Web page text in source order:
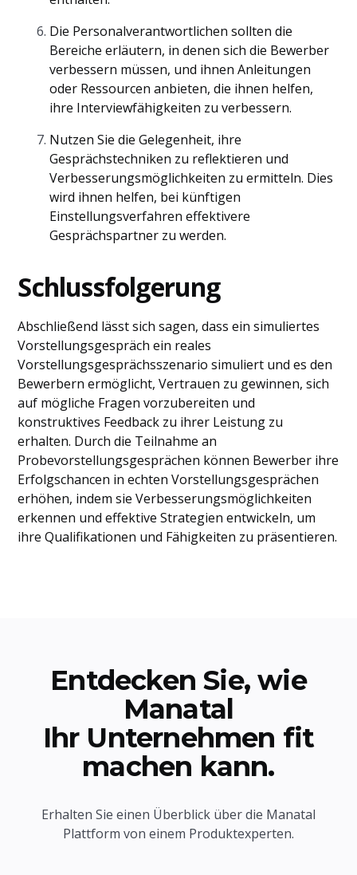
Die Personalverantwortlichen sollten die
Bereiche erläutern, in denen sich die Bewerber
verbessern müssen, und ihnen Anleitungen
oder Ressourcen anbieten, die ihnen helfen,
ihre Interviewfähigkeiten zu verbessern.
Nutzen Sie die Gelegenheit, ihre
Gesprächstechniken zu reflektieren und
Verbesserungsmöglichkeiten zu ermitteln. Dies
wird ihnen helfen, bei künftigen
Einstellungsverfahren effektivere
Gesprächspartner zu werden.
Schlussfolgerung
Abschließend lässt sich sagen, dass ein simuliertes
Vorstellungsgespräch ein reales
Vorstellungsgesprächsszenario simuliert und es den
Bewerbern ermöglicht, Vertrauen zu gewinnen, sich
auf mögliche Fragen vorzubereiten und
konstruktives Feedback zu ihrer Leistung zu
erhalten. Durch die Teilnahme an
Probevorstellungsgesprächen können Bewerber ihre
Erfolgschancen in echten Vorstellungsgesprächen
erhöhen, indem sie Verbesserungsmöglichkeiten
erkennen und effektive Strategien entwickeln, um
ihre Qualifikationen und Fähigkeiten zu präsentieren.
Entdecken Sie, wie
Manatal
Ihr Unternehmen fit
machen kann.
Erhalten Sie einen Überblick über die Manatal
Plattform von einem Produktexperten.